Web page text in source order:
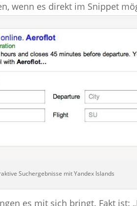
wenn es direkt im Snippet
Suchergebnisse mit Yandex Islands
es mit sich bringt. Fakt ist: